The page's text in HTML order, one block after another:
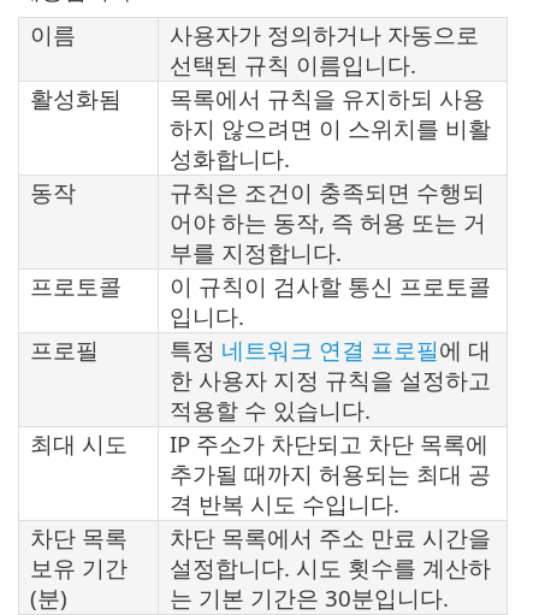
이름
사용자가 정의하거나 자동으로
선택된 규칙 이름입니다.
활성화됨
목록에서 규칙을 유지하되 사용
하지 않으려면 이 스위치를 비활
성화합니다.
동작
규칙은 조건이 충족되면 수행되
어야 하는 동작, 즉 허용 또는 거
부를 지정합니다.
프로토콜
이 규칙이 검사할 통신 프로토콜
입니다.
프로필
특정 네트워크 연결 프로필에 대
한 사용자 지정 규칙을 설정하고
적용할 수 있습니다.
최대 시도
IP 주소가 차단되고 차단 목록에
추가될 때까지 허용되는 최대 공
격 반복 시도 수입니다.
차단 목록
보유 기간
(분)
차단 목록에서 주소 만료 시간을
설정합니다. 시도 횟수를 계산하
는 기본 기간은 30분입니다.